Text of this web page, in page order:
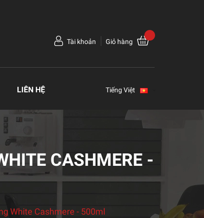
Tài khoản Giỏ hàng
LIÊN HỆ Tiếng Việt
CASHMERE -
White Cashmere - 500ml